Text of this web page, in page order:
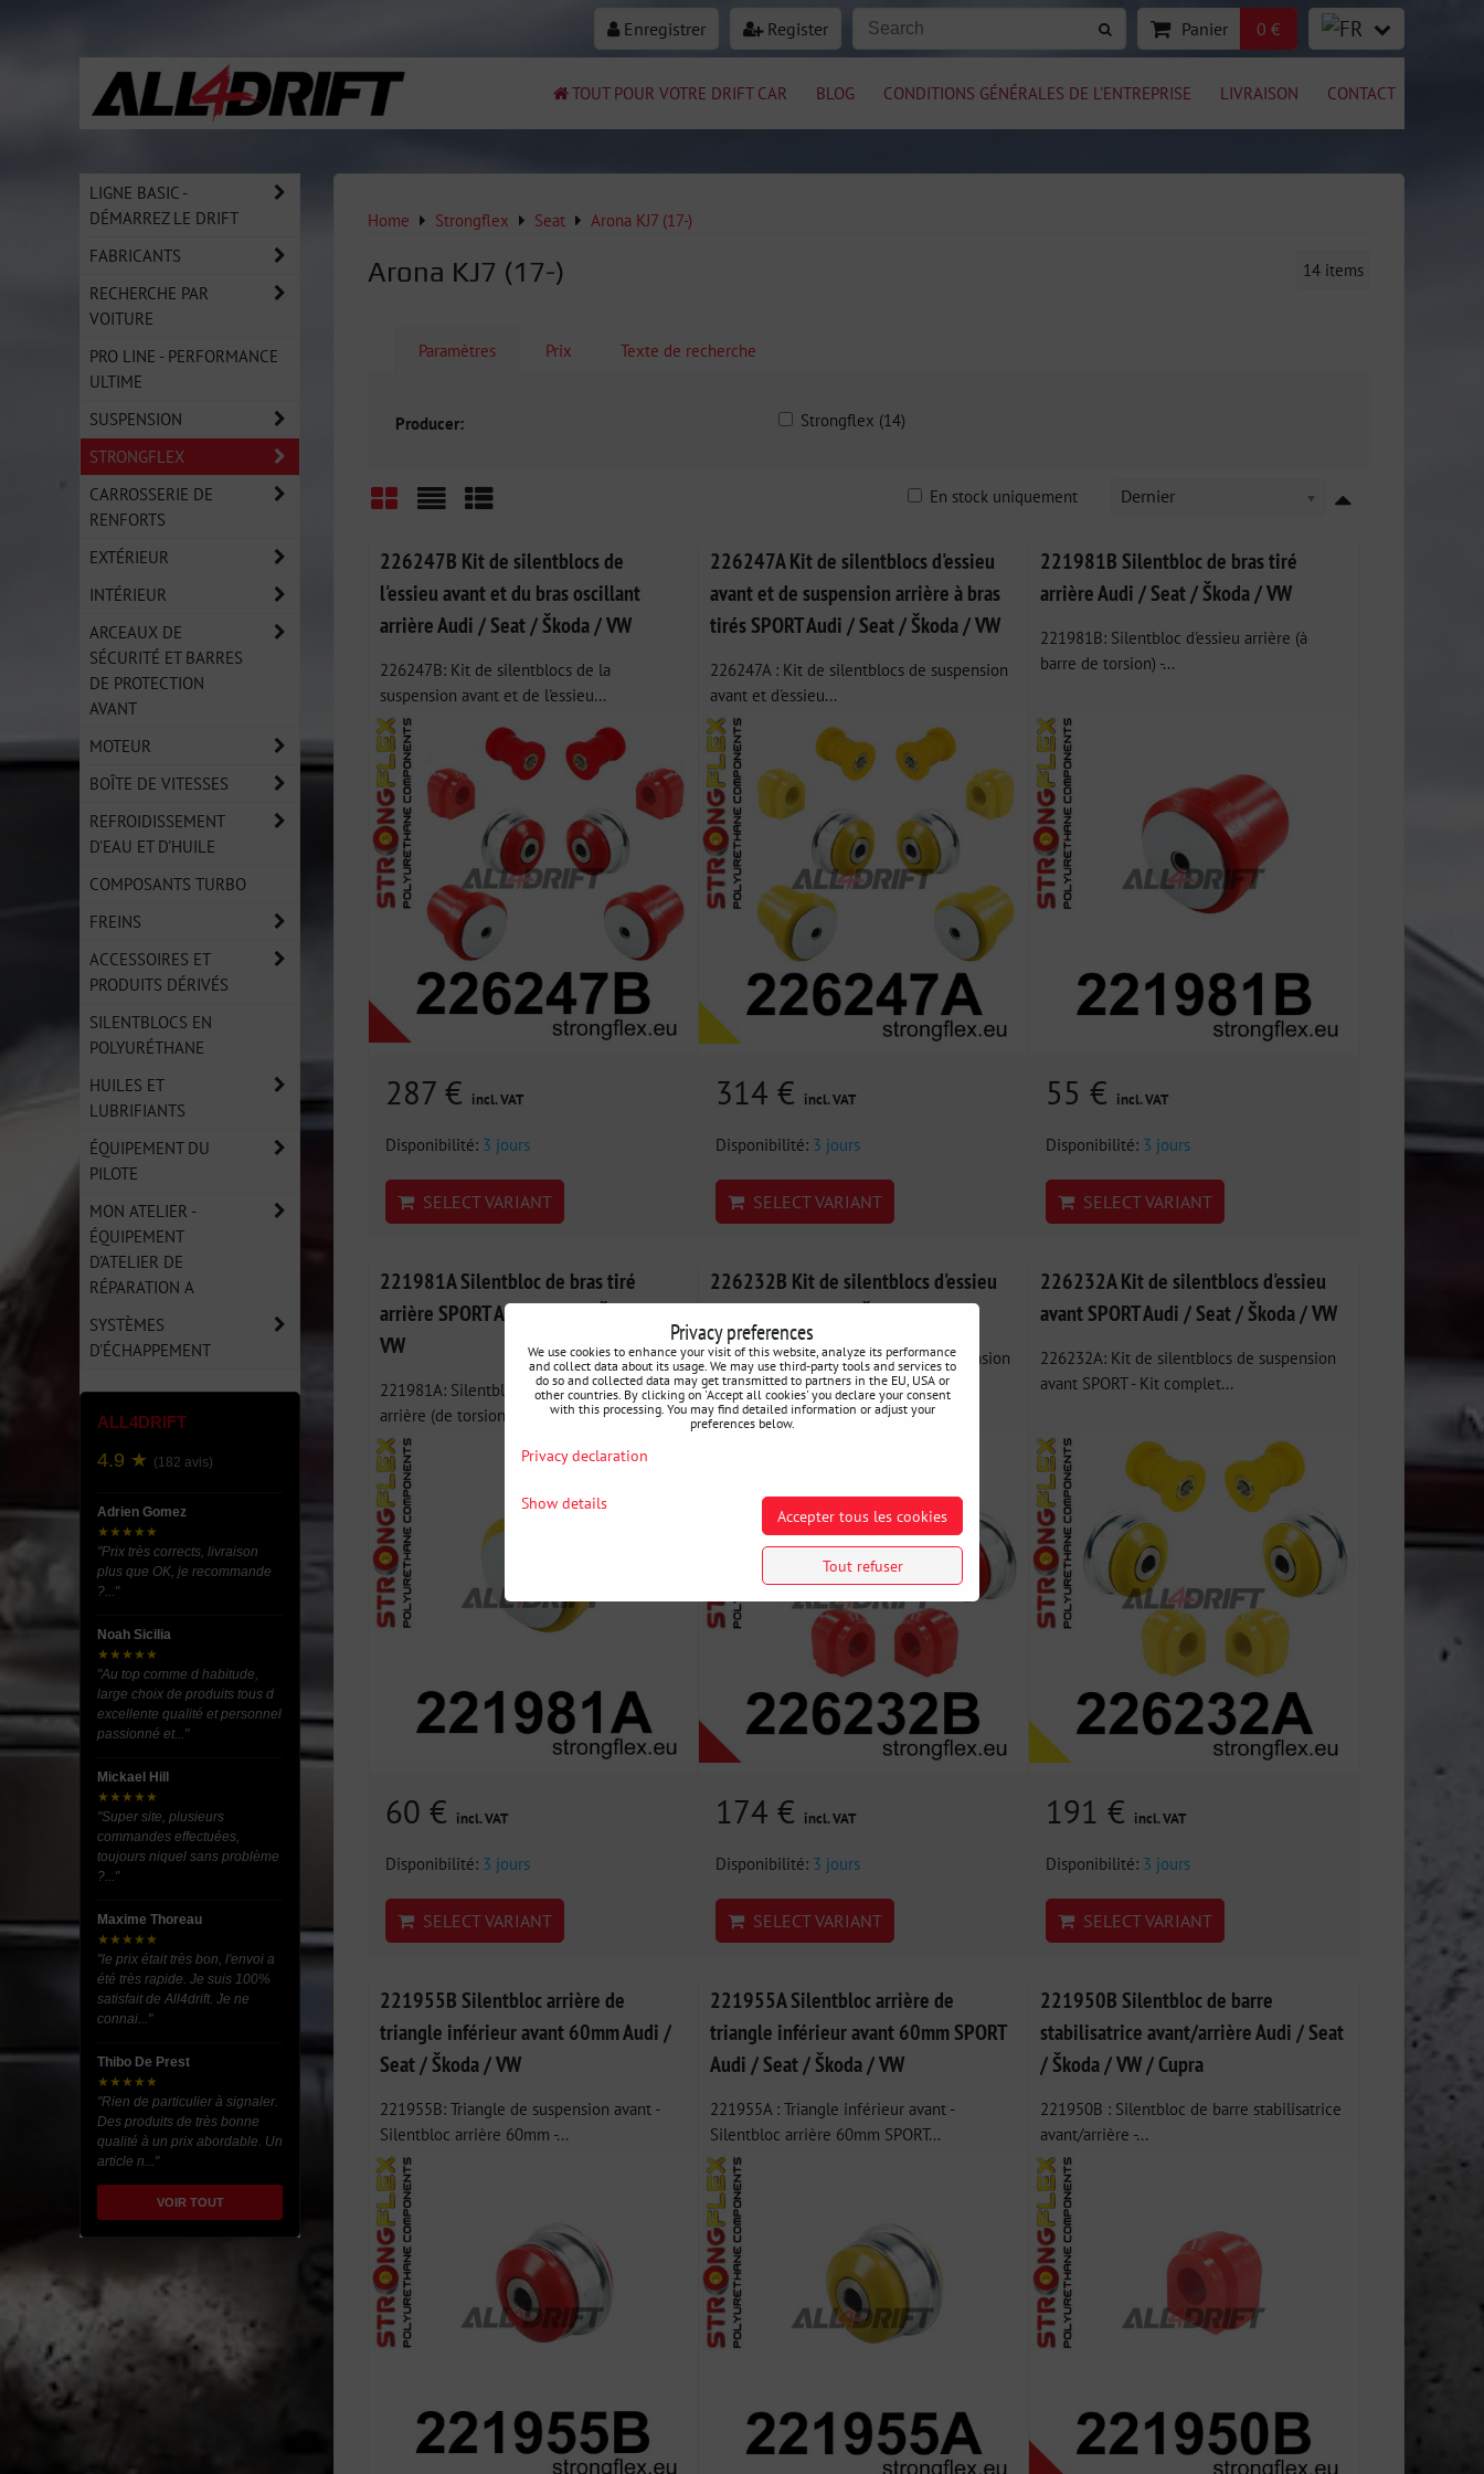
Enregistrer Register Panier 0 €
TOUT POUR VOTRE DRIFT CAR BLOG CONDITIONS GÉNÉRALES DE L'ENTREPRISE LIVRAISON CONTACT
Home Strongflex Seat Arona KJ7 (17-)
Arona KJ7 (17-) 14 items
Paramètres Prix Texte de recherche
Producer: Strongflex (14)
Dernier
En stock uniquement
226247B Kit de silentblocs de
l'essieu avant et du bras oscillant
arrière Audi / Seat / Škoda / VW
226247B: Kit de silentblocs de la
suspension avant et de l'essieu...
287 € incl. VAT
Disponibilité: 3 jours
SELECT VARIANT
226247A Kit de silentblocs d'essieu
avant et de suspension arrière à bras
tirés SPORT Audi / Seat / Škoda / VW
226247A : Kit de silentblocs de suspension
avant et d'essieu...
314 € incl. VAT
Disponibilité: 3 jours
SELECT VARIANT
221981B Silentbloc de bras tiré
arrière Audi / Seat / Škoda / VW
221981B: Silentbloc d'essieu arrière (à
barre de torsion) -...
55 € incl. VAT
Disponibilité: 3 jours
SELECT VARIANT
221981A Silentbloc de bras tiré
arrière SPORT Audi / Seat / Škoda /
VW
221981A: Silentbloc SPORT de l'essieu
arrière (de torsion) -...
60 € incl. VAT
Disponibilité: 3 jours
SELECT VARIANT
226232B Kit de silentblocs d'essieu
avant Audi / Seat / Škoda / VW
226232B : Kit de silentblocs de suspension
avant - Kit complet de...
174 € incl. VAT
Disponibilité: 3 jours
SELECT VARIANT
226232A Kit de silentblocs d'essieu
avant SPORT Audi / Seat / Škoda / VW
226232A: Kit de silentblocs de suspension
avant SPORT - Kit complet...
191 € incl. VAT
Disponibilité: 3 jours
SELECT VARIANT
221955B Silentbloc arrière de
triangle inférieur avant 60mm Audi /
Seat / Škoda / VW
221955B: Triangle de suspension avant -
Silentbloc arrière 60mm -...
221955A Silentbloc arrière de
triangle inférieur avant 60mm SPORT
Audi / Seat / Škoda / VW
221955A : Triangle inférieur avant -
Silentbloc arrière 60mm SPORT...
221950B Silentbloc de barre
stabilisatrice avant/arrière Audi / Seat
/ Škoda / VW / Cupra
221950B : Silentbloc de barre stabilisatrice
avant/arrière -...
LIGNE BASIC -
DÉMARREZ LE DRIFT
FABRICANTS
RECHERCHE PAR
VOITURE
PRO LINE - PERFORMANCE
ULTIME
SUSPENSION
STRONGFLEX
CARROSSERIE DE
RENFORTS
EXTÉRIEUR
INTÉRIEUR
ARCEAUX DE
SÉCURITÉ ET BARRES
DE PROTECTION
AVANT
MOTEUR
BOÎTE DE VITESSES
REFROIDISSEMENT
D'EAU ET D'HUILE
COMPOSANTS TURBO
FREINS
ACCESSOIRES ET
PRODUITS DÉRIVÉS
SILENTBLOCS EN
POLYURÉTHANE
HUILES ET
LUBRIFIANTS
ÉQUIPEMENT DU
PILOTE
MON ATELIER -
ÉQUIPEMENT
D'ATELIER DE
RÉPARATION A
SYSTÈMES
D'ÉCHAPPEMENT
ALL4DRIFT
4.9 ★ (182 avis)
Adrien Gomez
★★★★★
"Prix très corrects, livraison
plus que OK, je recommande
?..."
Noah Sicilia
★★★★★
"Au top comme d habitude,
large choix de produits tous d
excellente qualité et personnel
passionné et..."
Mickael Hill
★★★★★
"Super site, plusieurs
commandes effectuées,
toujours niquel sans problème
?..."
Maxime Thoreau
★★★★★
"le prix était très bon, l'envoi a
été très rapide. Je suis 100%
satisfait de All4drift. Je ne
connai..."
Thibo De Prest
★★★★★
"Rien de particulier à signaler.
Des produits de très bonne
qualité à un prix abordable. Un
article n..."
VOIR TOUT
Privacy preferences
We use cookies to enhance your visit of this website, analyze its performance
and collect data about its usage. We may use third-party tools and services to
do so and collected data may get transmitted to partners in the EU, USA or
other countries. By clicking on 'Accept all cookies' you declare your consent
with this processing. You may find detailed information or adjust your
preferences below.
Privacy declaration
Show details
Accepter tous les cookies
Tout refuser